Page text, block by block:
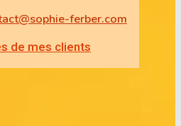
ferber.com
de mes clients